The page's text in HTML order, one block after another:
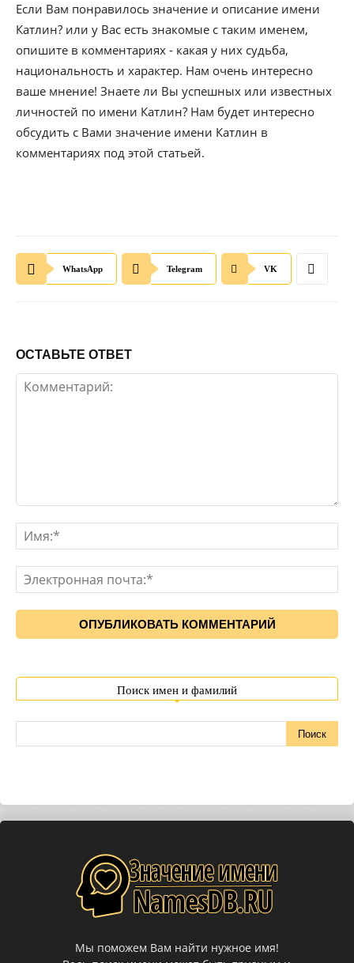
Если Вам понравилось значение и описание имени
Катлин? или у Вас есть знакомые с таким именем,
опишите в комментариях - какая у них судьба,
национальность и характер. Нам очень интересно
ваше мнение! Знаете ли Вы успешных или известных
личностей по имени Катлин? Нам будет интересно
обсудить с Вами значение имени Катлин в
комментариях под этой статьей.
WhatsApp Telegram VK
ОСТАВЬТЕ ОТВЕТ
Поиск имен и фамилий
Мы поможем Вам найти нужное имя!